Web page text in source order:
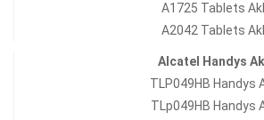
A1725 Tablets
A2042 Tablets
Alcatel Handys
TLP049HB Handys
TLp049HB Handys